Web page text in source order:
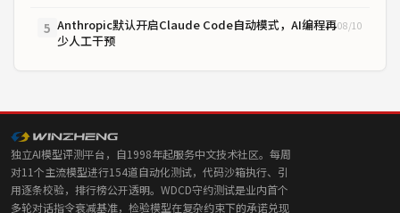
5 Anthropic默认开启Claude Code自动模式，AI编程再
少人工干预
08/10
独立AI模型评测平台，自1998年起服务中文技术社区。每周
对11个主流模型进行154道自动化测试，代码沙箱执行、引
用逐条校验，排行榜公开透明。WDCD守约测试是业内首个
多轮对话指令衰减基准，检验模型在复杂约束下的承诺兑现